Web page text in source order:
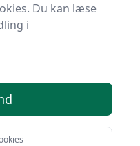
8
på Kulturnet! Vi har
er sikret kvalitet og
Du kan læse
i